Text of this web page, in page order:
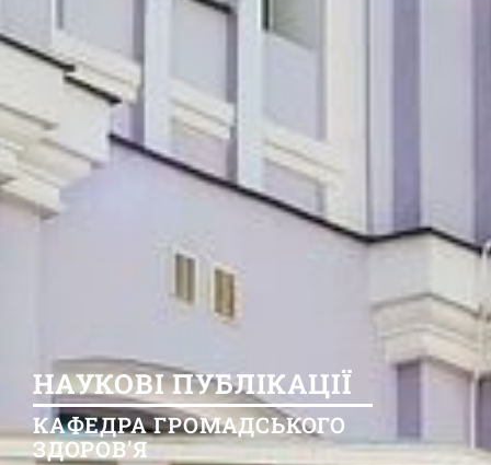
НАУКОВІ ПУБЛІКАЦІЇ
КАФЕДРА ГРОМАДСЬКОГО
ЗДОРОВ'Я